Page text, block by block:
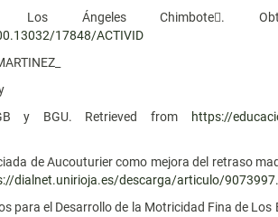
Los Ángeles Chimbote.
17848/ACTIVID
y BGU. Retrieved from
https://
de Aucouturier como mejora del retraso
dialnet.unirioja.es/descarga/articulo/
para el Desarrollo de la Motricidad Fina de Los